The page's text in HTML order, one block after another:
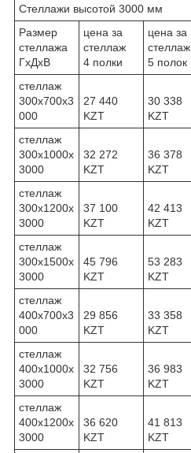
Стеллажи высотой 3000 мм
Размер
стеллажа
ГхДхВ
цена за
стеллаж
4 полки
цена за
стеллаж
5 полок
стеллаж
300х700х3
000
27 440
KZT
30 338
KZT
стеллаж
300х1000х
3000
32 272
KZT
36 378
KZT
стеллаж
300х1200х
3000
37 100
KZT
42 413
KZT
стеллаж
300х1500х
3000
45 796
KZT
53 283
KZT
стеллаж
400х700х3
000
29 856
KZT
33 358
KZT
стеллаж
400х1000х
3000
32 756
KZT
36 983
KZT
стеллаж
400х1200х
3000
36 620
KZT
41 813
KZT